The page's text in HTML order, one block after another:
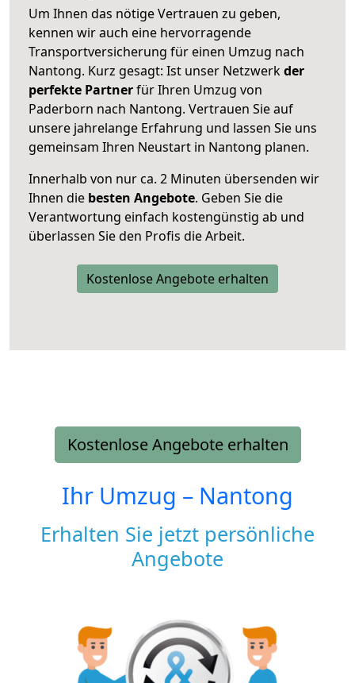
Um Ihnen das nötige Vertrauen zu geben,
kennen wir auch eine hervorragende
Transportversicherung für einen Umzug nach
Nantong. Kurz gesagt: Ist unser Netzwerkder
perfekte Partnerfür Ihren Umzug von
Paderborn nach Nantong. Vertrauen Sie auf
unsere jahrelange Erfahrung und lassen Sie uns
gemeinsam Ihren Neustart in Nantong planen.
Innerhalb von nur ca. 2 Minuten übersenden wir
Ihnen die besten Angebote. Geben Sie die
Verantwortung einfach kostengünstig ab und
überlassen Sie den Profis die Arbeit.
Kostenlose Angebote erhalten
Kostenlose Angebote erhalten
Ihr Umzug – Nantong
Erhalten Sie jetzt persönliche
Angebote